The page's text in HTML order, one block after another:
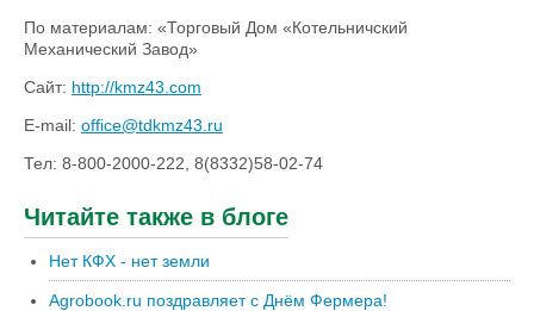
По материалам: «Торговый Дом «Котельничский
Механический Завод»
Сайт: http://kmz43.com
E-mail: office@tdkmz43.ru
Тел: 8-800-2000-222, 8(8332)58-02-74
Читайте также в блоге
Нет КФХ - нет земли
Agrobook.ru поздравляет с Днём Фермера!